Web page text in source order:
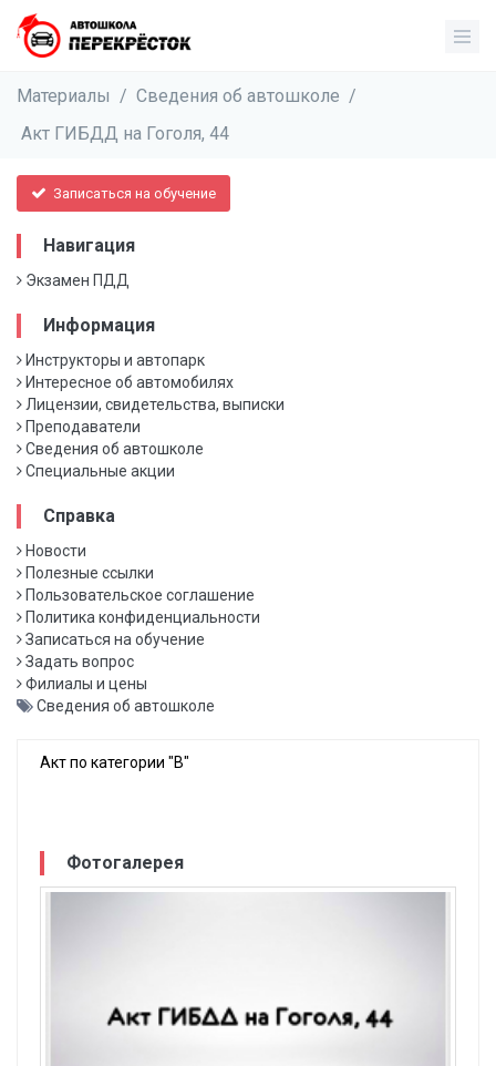
Материалы / Сведения об автошколе /
Акт ГИБДД на Гоголя, 44
Записаться на обучение
Навигация
Экзамен ПДД
Информация
Инструкторы и автопарк
Интересное об автомобилях
Лицензии, свидетельства, выписки
Преподаватели
Сведения об автошколе
Специальные акции
Справка
Новости
Полезные ссылки
Пользовательское соглашение
Политика конфиденциальности
Записаться на обучение
Задать вопрос
Филиалы и цены
Сведения об автошколе
Акт по категории "В"
Фотогалерея